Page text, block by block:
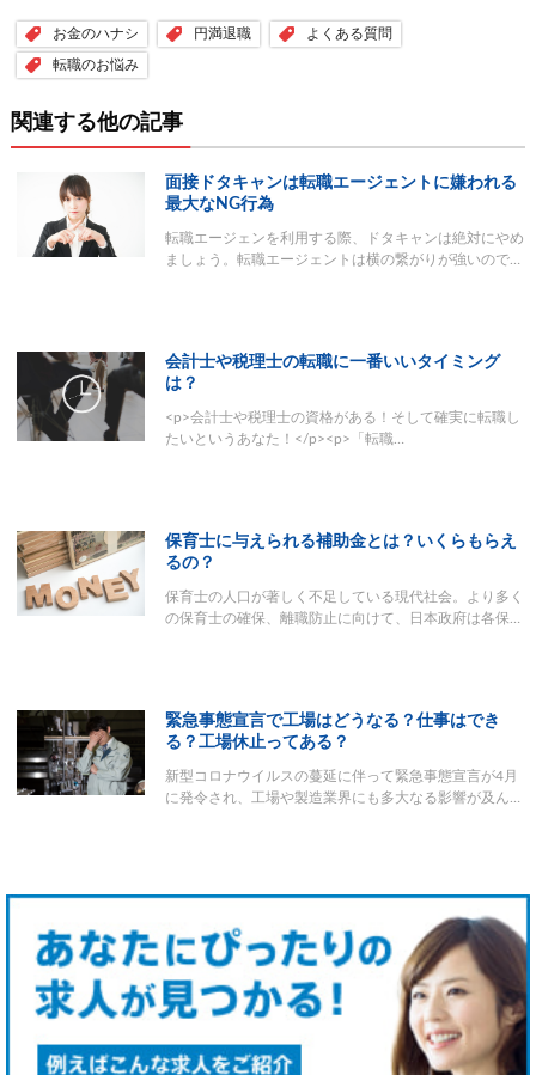
お金のハナシ 円満退職 よくある質問
転職のお悩み
関連する他の記事
面接ドタキャンは転職エージェントに嫌われる
最大なNG行為
転職エージェンを利用する際、ドタキャンは絶対にやめ
ましょう。転職エージェントは横の繋がりが強いので…
会計士や税理士の転職に一番いいタイミング
は？
<p>会計士や税理士の資格がある！そして確実に転職し
たいというあなた！</p><p>「転職…
保育士に与えられる補助金とは？いくらもらえ
るの？
保育士の人口が著しく不足している現代社会。より多く
の保育士の確保、離職防止に向けて、日本政府は各保…
緊急事態宣言で工場はどうなる？仕事はでき
る？工場休止ってある？
新型コロナウイルスの蔓延に伴って緊急事態宣言が4月
に発令され、工場や製造業界にも多大なる影響が及ん…